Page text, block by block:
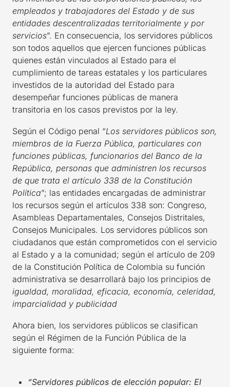
empleados y trabajadores del Estado y de sus
entidades descentralizadas territorialmente y por
servicios”. En consecuencia, los servidores públicos
son todos aquellos que ejercen funciones públicas
quienes están vinculados al Estado para el
cumplimiento de tareas estatales y los particulares
investidos de la autoridad del Estado para
desempeñar funciones públicas de manera
transitoria en los casos previstos por la ley.
Según el Código penal “Los servidores públicos son,
miembros de la Fuerza Pública, particulares con
funciones públicas, funcionarios del Banco de la
República, personas que administren los recursos
de que trata el artículo 338 de la Constitución
Política”; las entidades encargadas de administrar
los recursos según el artículos 338 son: Congreso,
Asambleas Departamentales, Consejos Distritales,
Consejos Municipales. Los servidores públicos son
ciudadanos que están comprometidos con el servicio
al Estado y a la comunidad; según el artículo de 209
de la Constitución Política de Colombia su función
administrativa se desarrollará bajo los principios de
igualdad, moralidad, eficacia, economía, celeridad,
imparcialidad y publicidad
Ahora bien, los servidores públicos se clasifican
según el Régimen de la Función Pública de la
siguiente forma:
“Servidores públicos de elección popular: El